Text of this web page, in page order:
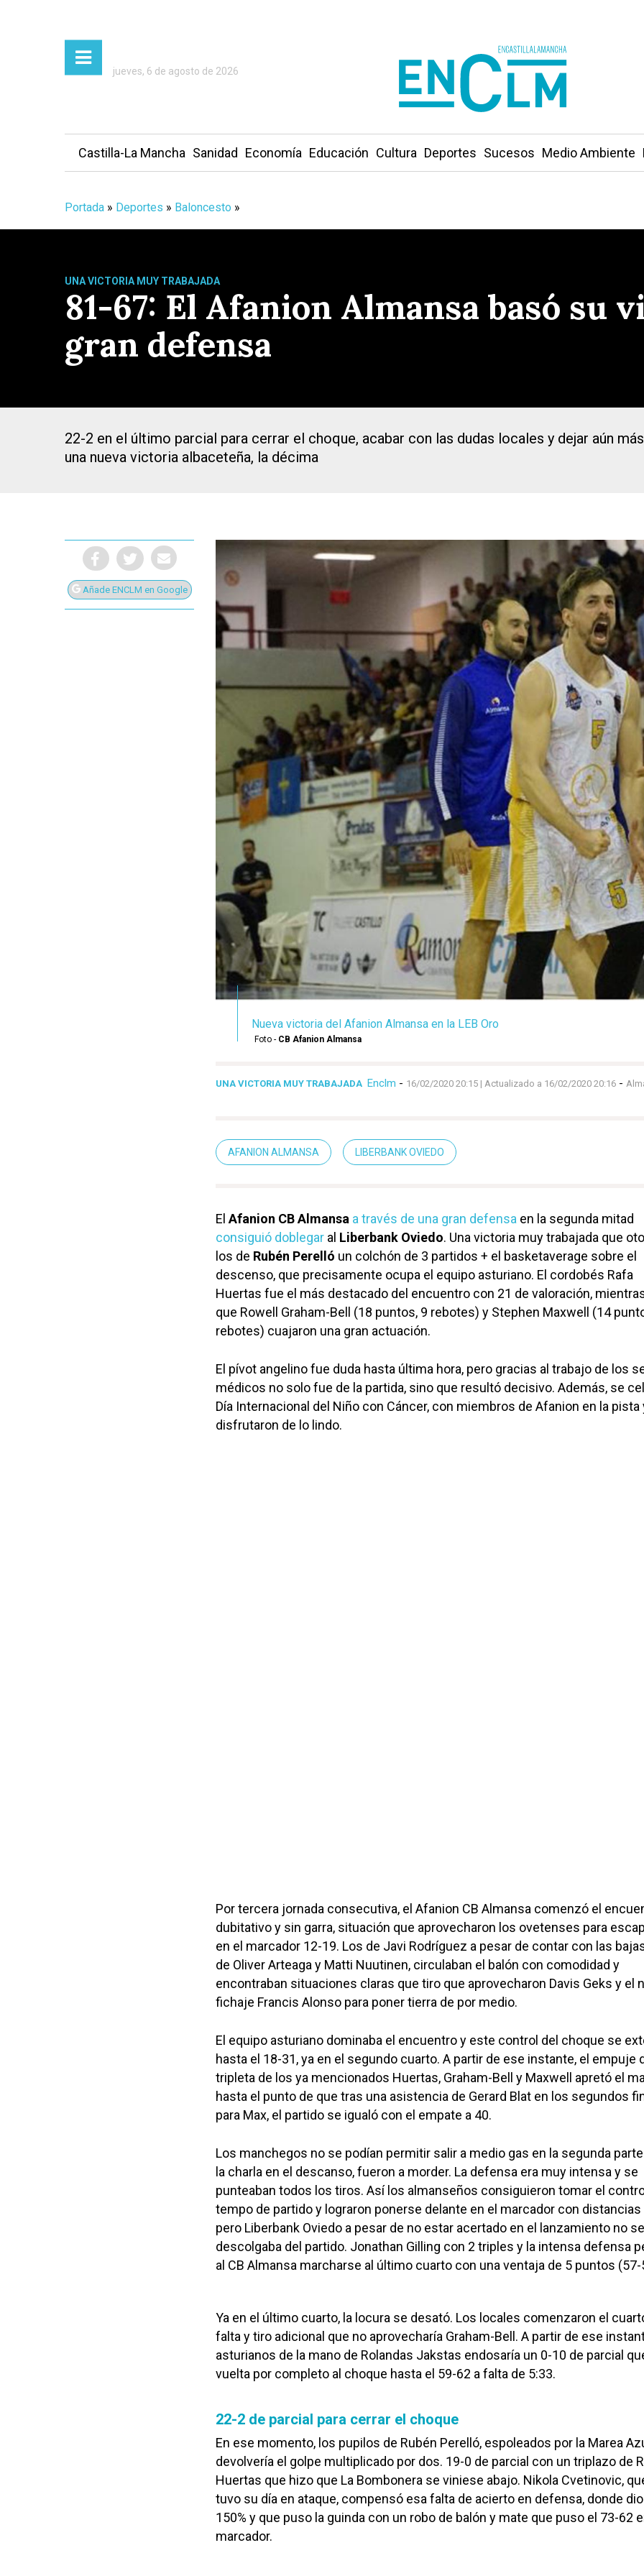
Presiona Intro para buscar o ESC para cerrar
jueves, 6 de agosto de 2026
Castilla-La Mancha Sanidad Economía Educación Cultura Deportes Sucesos Medio Ambiente
Portada » Deportes » Baloncesto »
UNA VICTORIA MUY TRABAJADA
81-67: El Afanion Almansa basó su
gran defensa
22-2 en el último parcial para cerrar el choque, acabar con las dudas locales y dejar aún
una nueva victoria albaceteña, la décima
Añade ENCLM en Google
Nueva victoria del Afanion Almansa en la LEB Oro
Foto - CB Afanion Almansa
UNA VICTORIA MUY TRABAJADA Enclm - 16/02/2020 20:15 | Actualizado a 16/02/2020 20:16 -
AFANION ALMANSA LIBERBANK OVIEDO
El Afanion CB Almansa a través de una gran defensa en la segunda mitad
consiguió doblegar al Liberbank Oviedo. Una victoria muy trabajada que
los de Rubén Perelló un colchón de 3 partidos + el basketaverage sobre el
descenso, que precisamente ocupa el equipo asturiano. El cordobés Rafa
Huertas fue el más destacado del encuentro con 21 de valoración,
que Rowell Graham-Bell (18 puntos, 9 rebotes) y Stephen Maxwell (14
rebotes) cuajaron una gran actuación.
El pívot angelino fue duda hasta última hora, pero gracias al trabajo de los
médicos no solo fue de la partida, sino que resultó decisivo. Además, se
Día Internacional del Niño con Cáncer, con miembros de Afanion en la pista
disfrutaron de lo lindo.
Por tercera jornada consecutiva, el Afanion CB Almansa comenzó el
dubitativo y sin garra, situación que aprovecharon los ovetenses para
en el marcador 12-19. Los de Javi Rodríguez a pesar de contar con las
de Oliver Arteaga y Matti Nuutinen, circulaban el balón con comodidad y
encontraban situaciones claras que tiro que aprovecharon Davis Geks y el
fichaje Francis Alonso para poner tierra de por medio.
El equipo asturiano dominaba el encuentro y este control del choque se
hasta el 18-31, ya en el segundo cuarto. A partir de ese instante, el empuje
tripleta de los ya mencionados Huertas, Graham-Bell y Maxwell apretó el
hasta el punto de que tras una asistencia de Gerard Blat en los segundos
para Max, el partido se igualó con el empate a 40.
Los manchegos no se podían permitir salir a medio gas en la segunda
la charla en el descanso, fueron a morder. La defensa era muy intensa y se
punteaban todos los tiros. Así los almanseños consiguieron tomar el
tempo de partido y lograron ponerse delante en el marcador con
pero Liberbank Oviedo a pesar de no estar acertado en el lanzamiento no se
descolgaba del partido. Jonathan Gilling con 2 triples y la intensa defensa
al CB Almansa marcharse al último cuarto con una ventaja de 5 puntos (57-
Ya en el último cuarto, la locura se desató. Los locales comenzaron el
falta y tiro adicional que no aprovecharía Graham-Bell. A partir de ese
asturianos de la mano de Rolandas Jakstas endosaría un 0-10 de parcial
vuelta por completo al choque hasta el 59-62 a falta de 5:33.
22-2 de parcial para cerrar el choque
En ese momento, los pupilos de Rubén Perelló, espoleados por la Marea
devolvería el golpe multiplicado por dos. 19-0 de parcial con un triplazo de
Huertas que hizo que La Bombonera se viniese abajo. Nikola Cvetinovic,
tuvo su día en ataque, compensó esa falta de acierto en defensa, donde
150% y que puso la guinda con un robo de balón y mate que puso el 73-62
marcador.